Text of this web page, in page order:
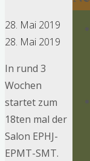
28. Mai 2019
28. Mai 2019
In rund 3
Wochen
startet zum
18ten mal der
Salon EPHJ-
EPMT-SMT.